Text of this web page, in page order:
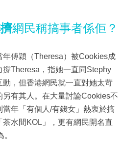
網民稱搞事者係佢？
傅穎（Theresa）被Cookies成
撐Theresa，指她一直同Stephy
，但香港網民就一直對她太苛
有其人。在大量討論Cookies不
年「有個人/有錢女」熱衷於搞
水間KOL」，更有網民開名直